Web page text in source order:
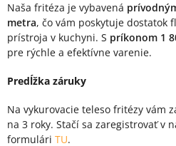
Naša fritéza je vybavená
metra, čo vám poskytuje
prístroja v kuchyni. S príkonom 1
pre rýchle a efektívne varenie.
Predĺžka záruky
Na vykurovacie teleso fritézy vám
na 3 roky. Stačí sa zaregistrovať v
formulári TU.